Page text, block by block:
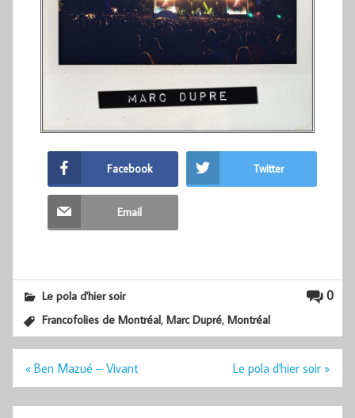
Facebook Twitter
Email
0
Le pola d'hier soir
Francofolies de Montréal,Marc Dupré,Montréal
Navigation
« Ben Mazué – Vivant Le pola d'hier soir »